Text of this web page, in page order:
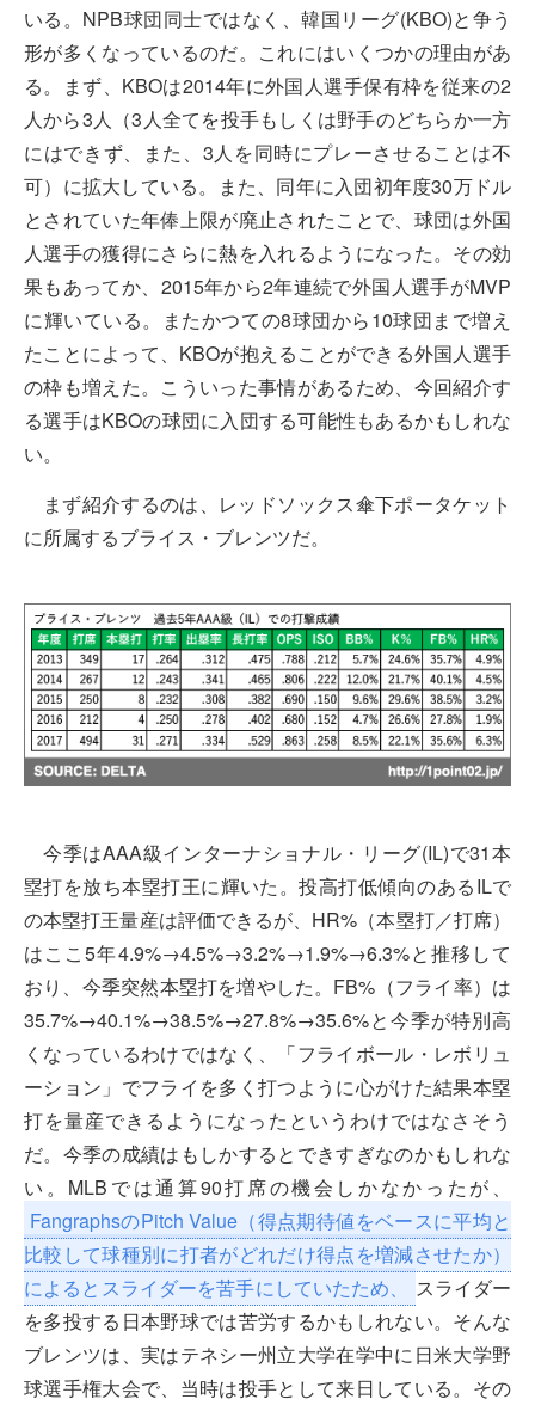
いる。NPB球団同士ではなく、韓国リーグ(KBO)と争う
形が多くなっているのだ。これにはいくつかの理由があ
る。まず、KBOは2014年に外国人選手保有枠を従来の2
人から3人（3人全てを投手もしくは野手のどちらか一方
にはできず、また、3人を同時にプレーさせることは不
可）に拡大している。また、同年に入団初年度30万ドル
とされていた年俸上限が廃止されたことで、球団は外国
人選手の獲得にさらに熱を入れるようになった。その効
果もあってか、2015年から2年連続で外国人選手がMVP
に輝いている。またかつての8球団から10球団まで増え
たことによって、KBOが抱えることができる外国人選手
の枠も増えた。こういった事情があるため、今回紹介す
る選手はKBOの球団に入団する可能性もあるかもしれな
い。
まず紹介するのは、レッドソックス傘下ポータケット
に所属するブライス・ブレンツだ。
今季はAAA級インターナショナル・リーグ(IL)で31本
塁打を放ち本塁打王に輝いた。投高打低傾向のあるILで
の本塁打王量産は評価できるが、HR%（本塁打／打席）
はここ5年4.9%→4.5%→3.2%→1.9%→6.3%と推移して
おり、今季突然本塁打を増やした。FB%（フライ率）は
35.7%→40.1%→38.5%→27.8%→35.6%と今季が特別高
くなっているわけではなく、「フライボール・レボリュ
ーション」でフライを多く打つように心がけた結果本塁
打を量産できるようになったというわけではなさそう
だ。今季の成績はもしかするとできすぎなのかもしれな
い。MLBでは通算90打席の機会しかなかったが、
FangraphsのPitch Value（得点期待値をベースに平均と
比較して球種別に打者がどれだけ得点を増減させたか）
によるとスライダーを苦手にしていたため、
スライダー
を多投する日本野球では苦労するかもしれない。そんな
ブレンツは、実はテネシー州立大学在学中に日米大学野
球選手権大会で、当時は投手として来日している。その